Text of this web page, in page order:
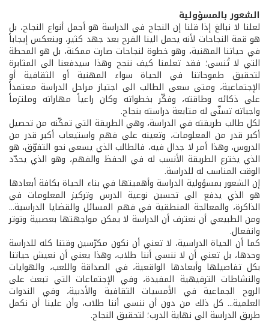
الشعور بالمسؤولية
لعلنا لا نبالغ إذا قلنا إن النجاح في الدراسة هو أجمل أنواع النجاح، بل
هو قمة النجاحات لأنه يحمل الينا الفرح بعد جهد كثير، وينعكس إيجاباً
في حياتنا المهنية، وهو خطوة لنجاحات صارت ممكنة، بل هو المحطة
التي لا تُنسى؛ فقد تعلمنا كيف ننجح وهذا سيدفعنا الى المثابرة
لتحقيق طموحاتنا في الحياة سواء المهنية أو الثقافية أو
الإجتماعية، ومتى سعى الطالب الى اجتياز مراحل الدراسة معتمداً
على ذكائه وطاقته، وفكّر بخطواته وكان راعياً مهاراته وملتزماً
واجباته تسنّى له متابعة دراسته بنجاح.
لكل طالب طريقته في الدراسة، وهي الطريقة التي تمكّنه من تحصيل
أكبر قدر من المعلومات، وتعينه على فهم واستيعاب أكبر قدر من
الدروس، وهذا أمر لا جدال فيه، فالطالب الذي يسعى نحو التفوّق، هو
الذي يخترع الطريقة الأنسب له في الحفظ والفهم، وهو الذي يحدّد
الوقت المناسب له للدراسة.
إن الشعور بمسؤولية الدراسة وأهميتها في بناء الحياة بكافة أبعادها
هو الذي يدفع الى تحسين نوعية الدرس وتركيز المعلومات في
الذاكرة، والمعالجة المنطقية في فهم المسائل والقضايا الدراسية...
ومن الطبيعي أن نعترف أن الدراسة لا يمكن مواجهتها بعصبية وتوتر
وانفعال.
كما أن الحياة الدراسية، لا تعني أن نكون مكرّسين وقتنا كله للدراسة
وحدها، بل تعني أن لا ننسى أننا طلاب، وهذا يعني أن نعيش حياتنا
بكل تفاصيلها وأبعادها الواقعية، في الصداقة واللعب، والهوايات
والنشاطات الترفيهية المفيدة، وفي الإجتماعات التي تبعث على
الروح الجماعية في الأمسيات الثقافية والأدبية، وفي الندوات
العلمية... كل ذلك من دون أن ننسى أننا طلاب، وأن علينا أن نكمل
طريق الدراسة الى نهاية الدرب؛ لتحقيق النجاح.